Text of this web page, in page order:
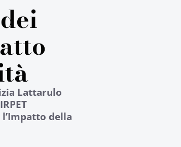
Lattarulo
della